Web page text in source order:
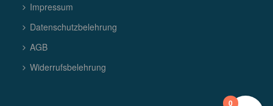
Impressum
Datenschutzbelehrung
AGB
Widerrufsbelehrung
0